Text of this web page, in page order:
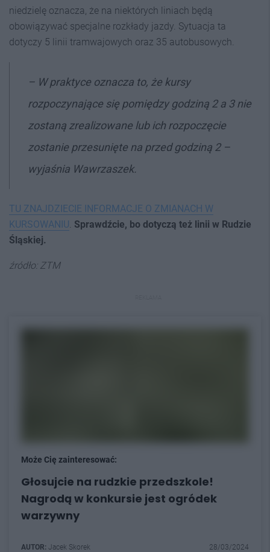
niedzielę oznacza, że na niektórych liniach będą
obowiązywać specjalne rozkłady jazdy. Sytuacja ta
dotyczy 5 linii tramwajowych oraz 35 autobusowych.
– W praktyce oznacza to, że kursy
rozpoczynające się pomiędzy godziną 2 a 3 nie
zostaną zrealizowane lub ich rozpoczęcie
zostanie przesunięte na przed godziną 2 –
wyjaśnia Wawrzaszek.
TU ZNAJDZIECIE INFORMACJE O ZMIANACH W
KURSOWANIU Sprawdźcie, bo dotyczą też linii w Rudzie
Śląskiej.
źródło: ZTM
Może Cię zainteresować:
Głosujcie na rudzkie przedszkole!
Nagrodą w konkursie jest ogródek
warzywny
AUTOR: Jacek Skorek 28/03/2024